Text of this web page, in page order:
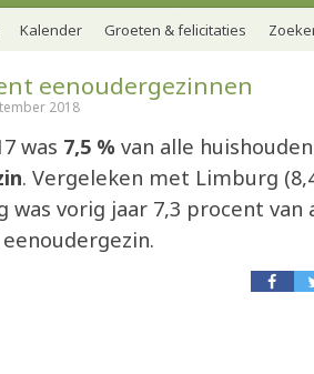
Kalender Groeten & felicitaties
eenoudergezinnen
2018
was 7,5 % van alle
. Vergeleken met Limburg
was vorig jaar 7,3 procent van